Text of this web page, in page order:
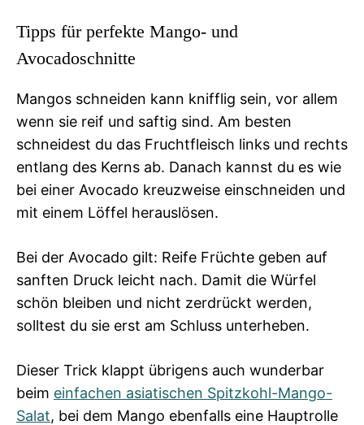
Tipps für perfekte Mango- und
Avocadoschnitte
Mangos schneiden kann knifflig sein, vor allem
wenn sie reif und saftig sind. Am besten
schneidest du das Fruchtfleisch links und rechts
entlang des Kerns ab. Danach kannst du es wie
bei einer Avocado kreuzweise einschneiden und
mit einem Löffel herauslösen.
Bei der Avocado gilt: Reife Früchte geben auf
sanften Druck leicht nach. Damit die Würfel
schön bleiben und nicht zerdrückt werden,
solltest du sie erst am Schluss unterheben.
Dieser Trick klappt übrigens auch wunderbar
beim einfachen asiatischen Spitzkohl-Mango-
Salat, bei dem Mango ebenfalls eine Hauptrolle